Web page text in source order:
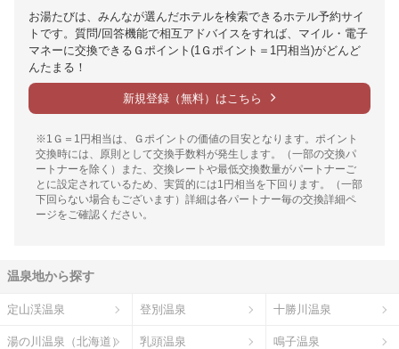
お湯たびは、みんなが選んだホテルを検索できるホテル予約サイ
トです。質問/回答機能で相互アドバイスをすれば、マイル・電子
マネーに交換できるＧポイント(1Ｇポイント＝1円相当)がどんど
んたまる！
新規登録（無料）はこちら
※1Ｇ＝1円相当は、Ｇポイントの価値の目安となります。ポイント
交換時には、原則として交換手数料が発生します。（一部の交換パ
ートナーを除く）また、交換レートや最低交換数量がパートナーご
とに設定されているため、実質的には1円相当を下回ります。（一部
下回らない場合もございます）詳細は各パートナー毎の交換詳細ペ
ージをご確認ください。
温泉地から探す
定山渓温泉 登別温泉 十勝川温泉
湯の川温泉（北海道） 乳頭温泉 鳴子温泉